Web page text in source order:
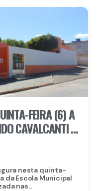
FEIRA (6) A
CAVALCANTI E
EM
nesta quinta-
da Escola Municipal
nas...